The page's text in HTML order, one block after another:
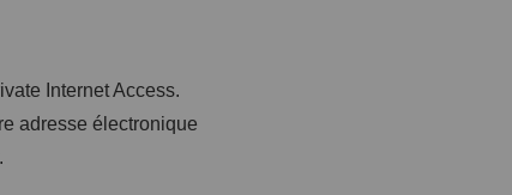
Internet Access.
adresse électronique